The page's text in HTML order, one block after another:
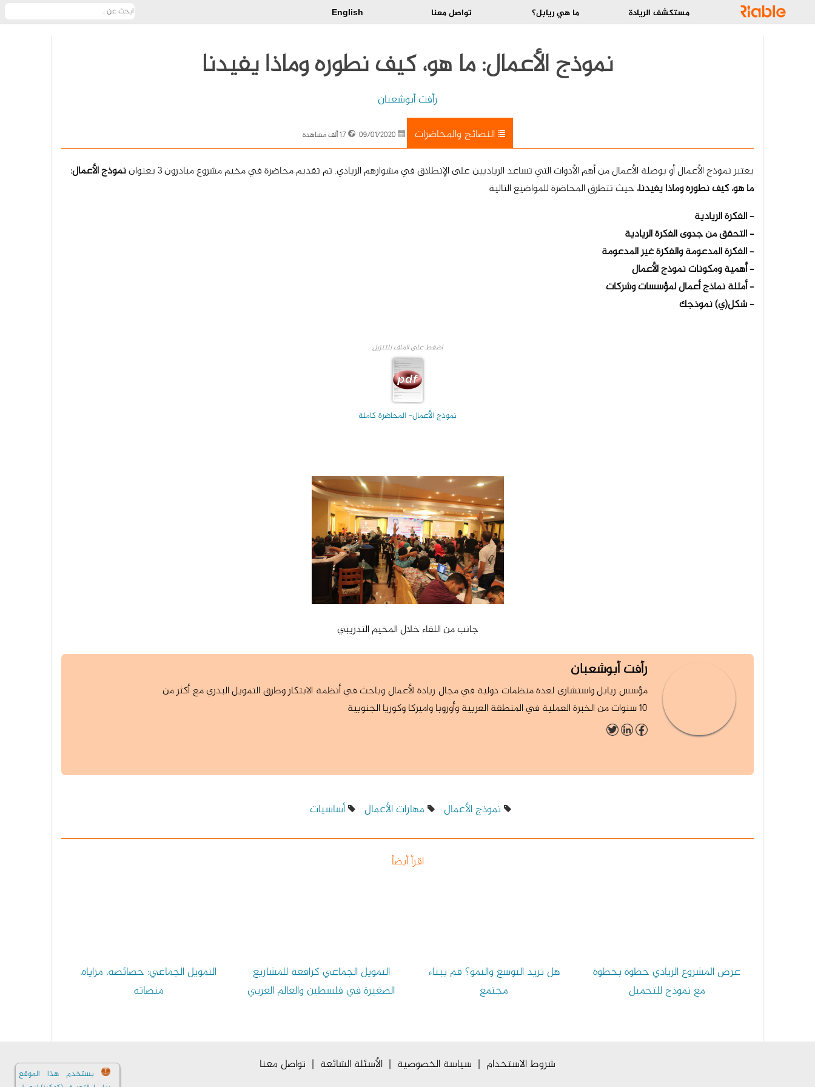
مستكشف الريادة ما هي ريابل؟ تواصل معنا English
يستخدم هذا الموقع
نموذج الأعمال: ما هو، كيف نطوره وماذا يفيدنا
رأفت أبوشعبان
النصائح والمحاضرات
09/01/2020 1.7 ألف مشاهدة
يعتبر نموذج الأعمال أو بوصلة الأعمال من أهم الأدوات التي تساعد الرياديين على الإنطلاق في مشوارهم الريادي. تم تقديم محاضرة في مخيم مشروع مبادرون 3 بعنوان
نموذج الأعمال:
ما هو، كيف نطوره وماذا يفيدنا،حيث تتطرق المحاضرة للمواضيع التالية
– الفكرة الريادية
– التحقق من جدوى الفكرة الريادية
– الفكرة المدعومة والفكرة غير المدعومة
– أهمية ومكونات نموذج الأعمال
– أمثلة نماذج أعمال لمؤسسات وشركات
– شكل(ي) نموذجك
اضغط على الملف للتنزيل
نموذج الأعمال- المحاضرة كاملة
جانب من اللقاء خلال المخيم التدريبي
رأفت أبوشعبان
مؤسس ريابل واستشاري لعدة منظمات دولية في مجال ريادة الأعمال وباحث في أنظمة الابتكار وطرق التمويل البذري مع أكثر من
10 سنوات من الخبرة العملية في المنطقة العربية وأوروبا واميركا وكوريا الجنوبية
نموذج الأعمال مهارات الأعمال أساسيات
اقرأ أيضاً
عرض المشروع الريادي خطوة بخطوة
مع نموذج للتحميل
هل تريد التوسع والنمو؟ قم ببناء
مجتمع
التمويل الجماعي كرافعة للمشاريع
الصغيرة في فلسطين والعالم العربي
التمويل الجماعي: خصائصه، مزاياه،
منصاته
شروط الاستخدام | سياسة الخصوصية | الأسئلة الشائعة | تواصل معنا